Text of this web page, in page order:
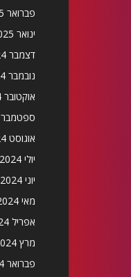
פברואר 2025
ינואר 2025
דצמבר 2024
נובמבר 2024
אוקטובר 2024
ספטמבר 2024
אוגוסט 2024
יולי 2024
יוני 2024
מאי 2024
אפריל 2024
מרץ 2024
פברואר 2024